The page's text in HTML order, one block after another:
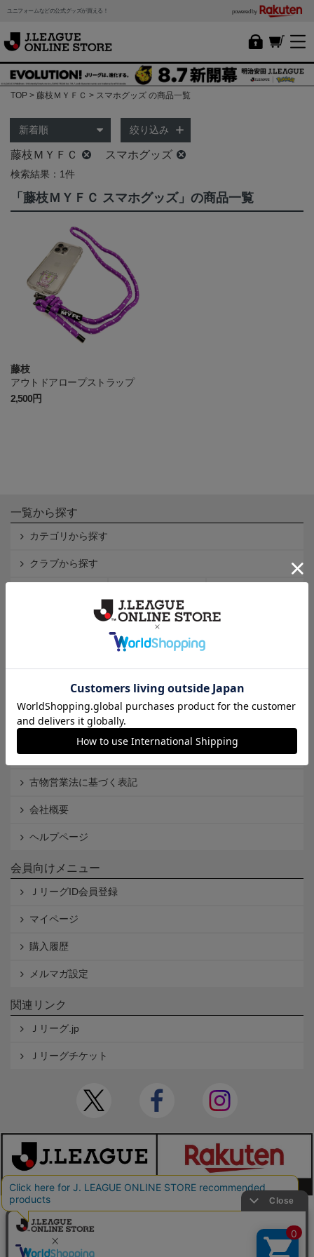
ユニフォームなどの公式グッズが買える！ powered by
TOP 藤枝ＭＹＦＣ スマホグッズ の商品一覧
絞り込み
藤枝ＭＹＦＣ スマホグッズ
検索結果：1件
「藤枝ＭＹＦＣ スマホグッズ」の商品一覧
藤枝
アウトドアロープストラップ
2,500円
一覧から探す
カテゴリから探す
クラブから探す
インフォメーション
Ｊリーグオンラインストアとは
利用規約
個人情報保護方針
Cookieポリシー
特定商取引法に基づく表記
古物営業法に基づく表記
会社概要
ヘルプページ
会員向けメニュー
ＪリーグID会員登録
マイページ
購入履歴
メルマガ設定
関連リンク
Ｊリーグ.jp
Ｊリーグチケット
本サイトで使用している文章・画像等の無断での複製・転載を禁止します。
© JAPAN PROFESSIONAL FOOTBALL LEAGUE Rakuten Group, Inc. ALL RIGHTS RE